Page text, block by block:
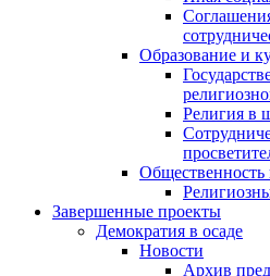
Образование и
Религия в
Завершенные проекты
Демократия в осаде
Новости
Архив